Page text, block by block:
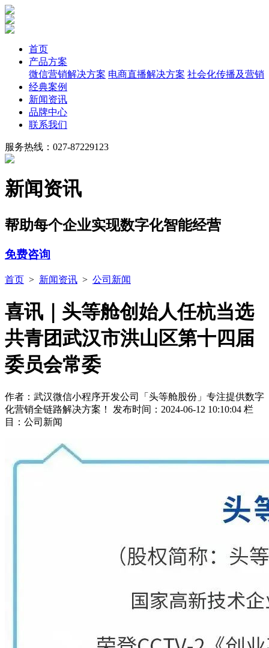
首页
产品方案
微信营销解决方案 电商直播解决方案 社会化传播及营销
经典案例
新闻资讯
品牌中心
联系我们
服务热线：027-87229123
新闻资讯
帮助每个企业实现数字化智能经营
免费咨询
首页 > 新闻资讯 > 公司新闻
喜讯｜头等舱创始人任杭当选
共青团武汉市洪山区第十四届
委员会常委
作者：武汉微信小程序开发公司「头等舱股份」专注提供数字
化营销全链路解决方案！ 发布时间：2024-06-12 10:10:04 栏
目：公司新闻